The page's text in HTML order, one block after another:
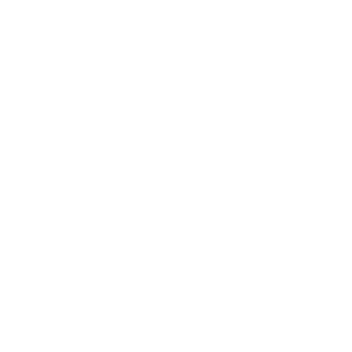
navegador para bloquear o
ayudan a saber qué páginas
estas cookies es agregada y,